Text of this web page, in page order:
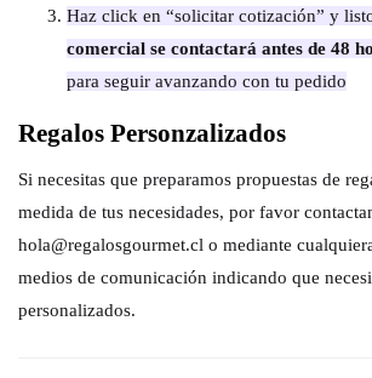
Haz click en “solicitar cotización” y
comercial se contactará antes de 48
para seguir avanzando con tu pedido
Regalos Personzalizados
Si necesitas que preparamos propuestas de
medida de tus necesidades, por favor
hola@regalosgourmet.cl o mediante
medios de comunicación indicando que
personalizados.